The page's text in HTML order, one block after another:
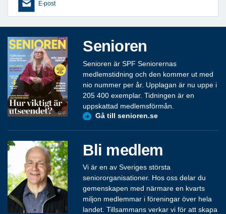
E-post
Senioren
Senioren är SPF Seniorernas
medlemstidning och den kommer ut med
nio nummer per år. Upplagan är nu uppe i
205 400 exemplar. Tidningen är en
uppskattad medlemsförmån.
Gå till senioren.se
Bli medlem
Vi är en av Sveriges största
seniororganisationer. Hos oss delar du
gemenskapen med närmare en kvarts
miljon medlemmar i föreningar över hela
landet. Tillsammans verkar vi för att skapa